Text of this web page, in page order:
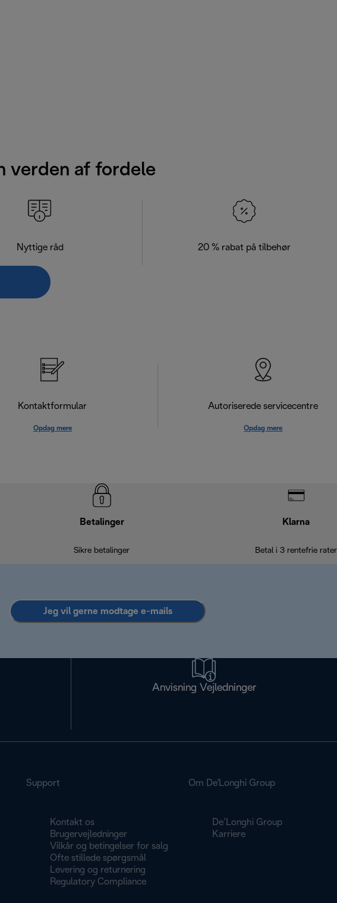
verden af fordele
Nyttige råd 20 % rabat på tilbehør
Kontaktformular
Opdag mere
Autoriserede servicecentre
Opdag mere
Betalinger
Sikre betalinger
Klarna
Betal i 3 rentefrie rater
Jeg vil gerne modtage e-mails
Anvisning Vejledninger
Support
Kontakt os
Brugervejledninger
Vilkår og betingelser for salg
Ofte stillede spørgsmål
Levering og returnering
Regulatory Compliance
Om De'Longhi Group
De’Longhi Group
Karriere